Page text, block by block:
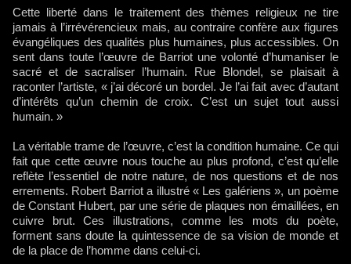
Cette liberté dans le traitement des thèmes religieux ne tire
jamais à l’irrévérencieux mais, au contraire confère aux figures
évangéliques des qualités plus humaines, plus accessibles. On
sent dans toute l’œuvre de Barriot une volonté d’humaniser le
sacré et de sacraliser l’humain. Rue Blondel, se plaisait à
raconter l’artiste, « j’ai décoré un bordel. Je l’ai fait avec d’autant
d’intérêts qu’un chemin de croix. C’est un sujet tout aussi
humain. »
La véritable trame de l’œuvre, c’est la condition humaine. Ce qui
fait que cette œuvre nous touche au plus profond, c’est qu’elle
reflète l’essentiel de notre nature, de nos questions et de nos
errements. Robert Barriot a illustré « Les galériens », un poème
de Constant Hubert, par une série de plaques non émaillées, en
cuivre brut. Ces illustrations, comme les mots du poète,
forment sans doute la quintessence de sa vision de monde et
de la place de l’homme dans celui-ci.